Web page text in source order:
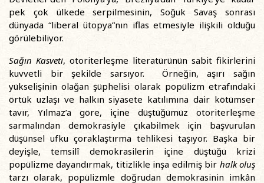
pek çok ülkede serpilmesinin, Soğuk Savaş sonrası
dünyada “liberal ütopya”nın iflas etmesiyle ilişkili olduğu
görülebiliyor.
Sağın Kasveti, otoriterleşme literatürünün sabit fikirlerini
kuvvetli bir şekilde sarsıyor. Örneğin, aşırı sağın
yükselişinin olağan şüphelisi olarak popülizm etrafındaki
örtük uzlaşı ve halkın siyasete katılımına dair kötümser
tavır, Yılmaz’a göre, içine düştüğümüz otoriterleşme
sarmalından demokrasiyle çıkabilmek için başvurulan
düşünsel ufku çoraklaştırma tehlikesi taşıyor. Başka bir
deyişle, temsilî demokrasilerin içine düştüğü krizi
popülizme dayandırmak, titizlikle inşa edilmiş bir halk oluş
tarzı olarak, popülizmle doğrudan demokrasinin imkân